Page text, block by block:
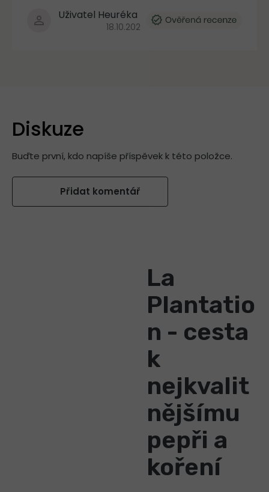
Uživatel Heuréka
Hodnocení produktu je 5 z 5 hvězdiček.
18.10.2023
Diskuze
Buďte první, kdo napíše příspěvek k této položce.
Přidat komentář
La
Plantatio
n - cesta
k
nejkvalit
nějšímu
pepři a
koření